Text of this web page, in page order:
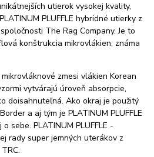
utierok vysokej kvality,
PLUFFLE hybridné utierky z
The Rag Company. Je to
konštrukcia mikrovlákien, známa
zmesi vlákien Korean
vytvárajú úroveň absorpcie,
doisahnuteľná. Ako okraj je použitý
a aj tým je PLATINUM PLUFFLE
sebe. PLATINUM PLUFFLE -
rady super jemných uterákov z